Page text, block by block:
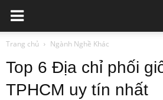
Trang chủ Ngành Nghề Khác
Top 6 Địa chỉ phối
TPHCM uy tín nhất